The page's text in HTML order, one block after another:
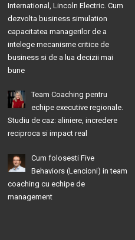
International, Lincoln Electric. Cum
dezvolta business simulation
capacitatea managerilor de a
intelege mecanisme critice de
business si de a lua decizii mai
bune
Team Coaching pentru
echipe executive regionale.
Studiu de caz: aliniere, incredere
reciproca si impact real
Cum folosesti Five
Behaviors (Lencioni) in team
coaching cu echipe de
management